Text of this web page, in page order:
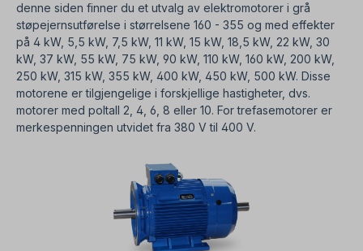
denne siden finner du et utvalg av elektromotorer i grå
støpejernsutførelse i størrelsene 160 - 355 og med effekter
på 4 kW, 5,5 kW, 7,5 kW, 11 kW, 15 kW, 18,5 kW, 22 kW, 30
kW, 37 kW, 55 kW, 75 kW, 90 kW, 110 kW, 160 kW, 200 kW,
250 kW, 315 kW, 355 kW, 400 kW, 450 kW, 500 kW. Disse
motorene er tilgjengelige i forskjellige hastigheter, dvs.
motorer med poltall 2, 4, 6, 8 eller 10. For trefasemotorer er
merkespenningen utvidet fra 380 V til 400 V.